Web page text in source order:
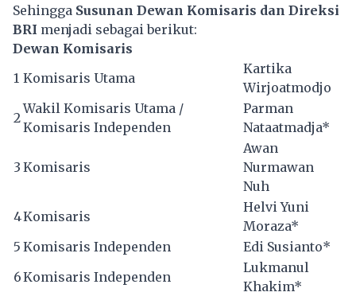
Sehingga Susunan Dewan Komisaris dan Direksi
BRI menjadi sebagai berikut:
Dewan Komisaris
1 Komisaris Utama
Kartika
Wirjoatmodjo
2
Wakil Komisaris Utama /
Komisaris Independen
Parman
Nataatmadja*
3 Komisaris
Awan
Nurmawan
Nuh
4Komisaris
Helvi Yuni
Moraza*
5 Komisaris Independen
Edi Susianto*
6Komisaris Independen
Lukmanul
Khakim*